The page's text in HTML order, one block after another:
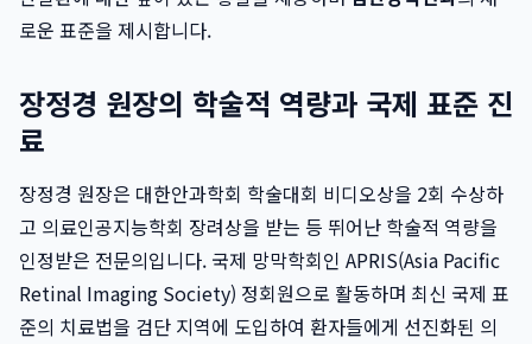
로운 표준을 제시합니다.
장정경 원장의 학술적 역량과 국제 표준 진
료
장정경 원장은 대한안과학회 학술대회 비디오상을 2회 수상하
고 의료인공지능학회 장려상을 받는 등 뛰어난 학술적 역량을
인정받은 전문의입니다. 국제 망막학회인 APRIS(Asia Pacific
Retinal Imaging Society) 정회원으로 활동하며 최신 국제 표
준의 치료법을 검단 지역에 도입하여 환자들에게 선진화된 의